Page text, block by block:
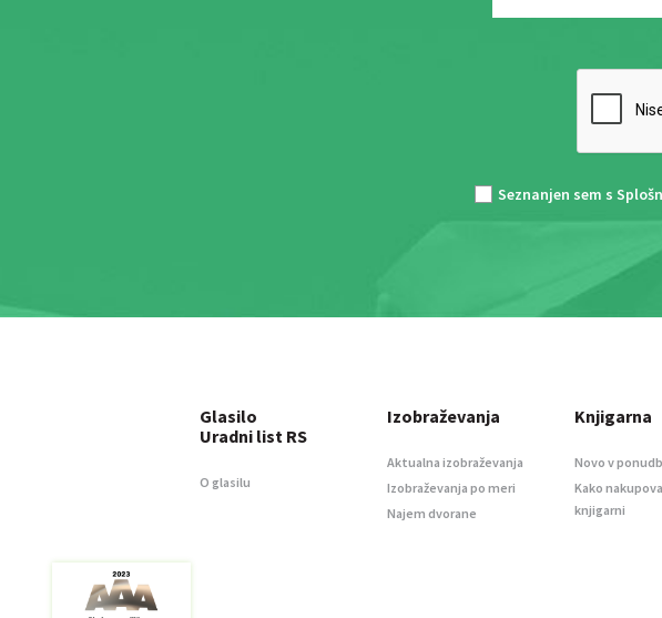
Seznanjen sem s
Glasilo
Uradni list RS
O glasilu
Izobraževanja
Aktualna izobraževanja
Izobraževanja po meri
Najem dvorane
Knjigarna
Novo v
Kako
knjigarni